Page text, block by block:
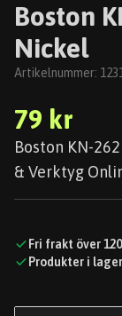
Boston
Nickel
Artikelnummer:
79 kr
Boston KN-
& Verktyg
Fri frakt över
Produkter i